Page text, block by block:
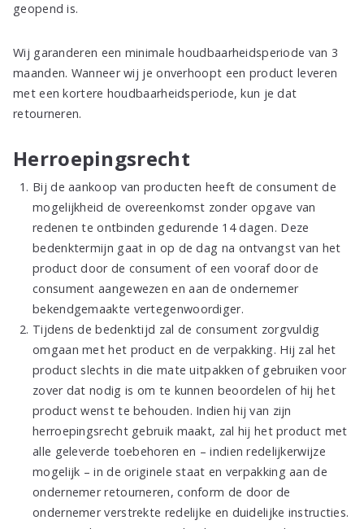
geopend is.
Wij garanderen een minimale houdbaarheidsperiode van 3
maanden. Wanneer wij je onverhoopt een product leveren
met een kortere houdbaarheidsperiode, kun je dat
retourneren.
Herroepingsrecht
Bij de aankoop van producten heeft de consument de
mogelijkheid de overeenkomst zonder opgave van
redenen te ontbinden gedurende 14 dagen. Deze
bedenktermijn gaat in op de dag na ontvangst van het
product door de consument of een vooraf door de
consument aangewezen en aan de ondernemer
bekendgemaakte vertegenwoordiger.
Tijdens de bedenktijd zal de consument zorgvuldig
omgaan met het product en de verpakking. Hij zal het
product slechts in die mate uitpakken of gebruiken voor
zover dat nodig is om te kunnen beoordelen of hij het
product wenst te behouden. Indien hij van zijn
herroepingsrecht gebruik maakt, zal hij het product met
alle geleverde toebehoren en – indien redelijkerwijze
mogelijk – in de originele staat en verpakking aan de
ondernemer retourneren, conform de door de
ondernemer verstrekte redelijke en duidelijke instructies.